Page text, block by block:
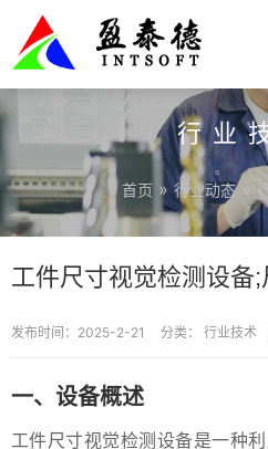
行业
首页 »行业动态»
工件尺寸视觉检测设备
发布时间：2025-2-21 分类： 行业技术
一、设备概述
工件尺寸视觉检测设备是一种